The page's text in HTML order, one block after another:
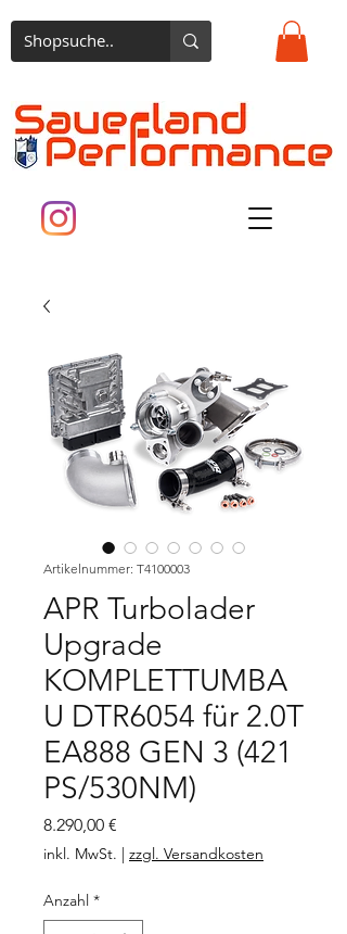
Artikelnummer: T4100003
APR Turbolader
Upgrade
KOMPLETTUMBA
U DTR6054 für 2.0T
EA888 GEN 3 (421
PS/530NM)
8.290,00 €
inkl. MwSt. | zzgl. Versandkosten
Anzahl *